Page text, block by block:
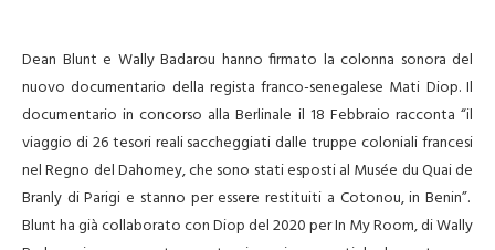
Dean Blunt e Wally Badarou hanno firmato la colonna sonora del
nuovo documentario della regista franco-senegalese Mati Diop. Il
documentario in concorso alla Berlinale il 18 Febbraio racconta “il
viaggio di 26 tesori reali saccheggiati dalle truppe coloniali francesi
nel Regno del Dahomey, che sono stati esposti al Musée du Quai de
Branly di Parigi e stanno per essere restituiti a Cotonou, in Benin”.
Blunt ha già collaborato con Diop del 2020 per In My Room, di Wally